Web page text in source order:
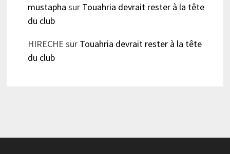
mustapha sur Touahria devrait rester à la tête
du club
HIRECHE sur Touahria devrait rester à la tête
du club